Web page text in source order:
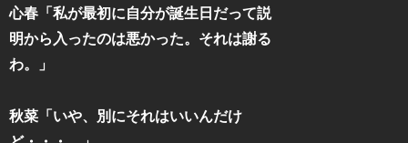
心春「私が最初に自分が誕生日だって説
明から入ったのは悪かった。それは謝る
わ。」
秋菜「いや、別にそれはいいんだけ